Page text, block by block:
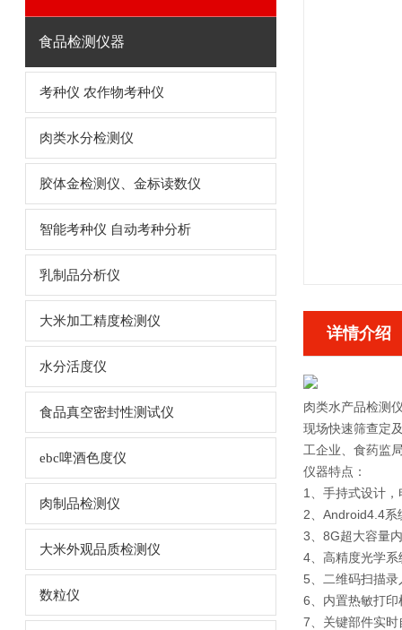
食品检测仪器
考种仪 农作物考种仪
肉类水分检测仪
胶体金检测仪、金标读数仪
智能考种仪 自动考种分析
乳制品分析仪
大米加工精度检测仪
水分活度仪
食品真空密封性测试仪
ebc啤酒色度仪
肉制品检测仪
大米外观品质检测仪
数粒仪
详情介绍
肉类水产品检测
现场快速筛查定
工企业、食药监
仪器特点：
1、手持式设计
2、Android4.4系
3、8G超大容量
4、高精度光学
5、二维码扫描
6、内置热敏打
7、关键部件实